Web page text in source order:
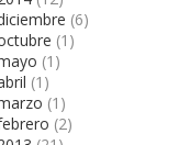
(6)
(1)
(1)
(1)
(1)
(2)